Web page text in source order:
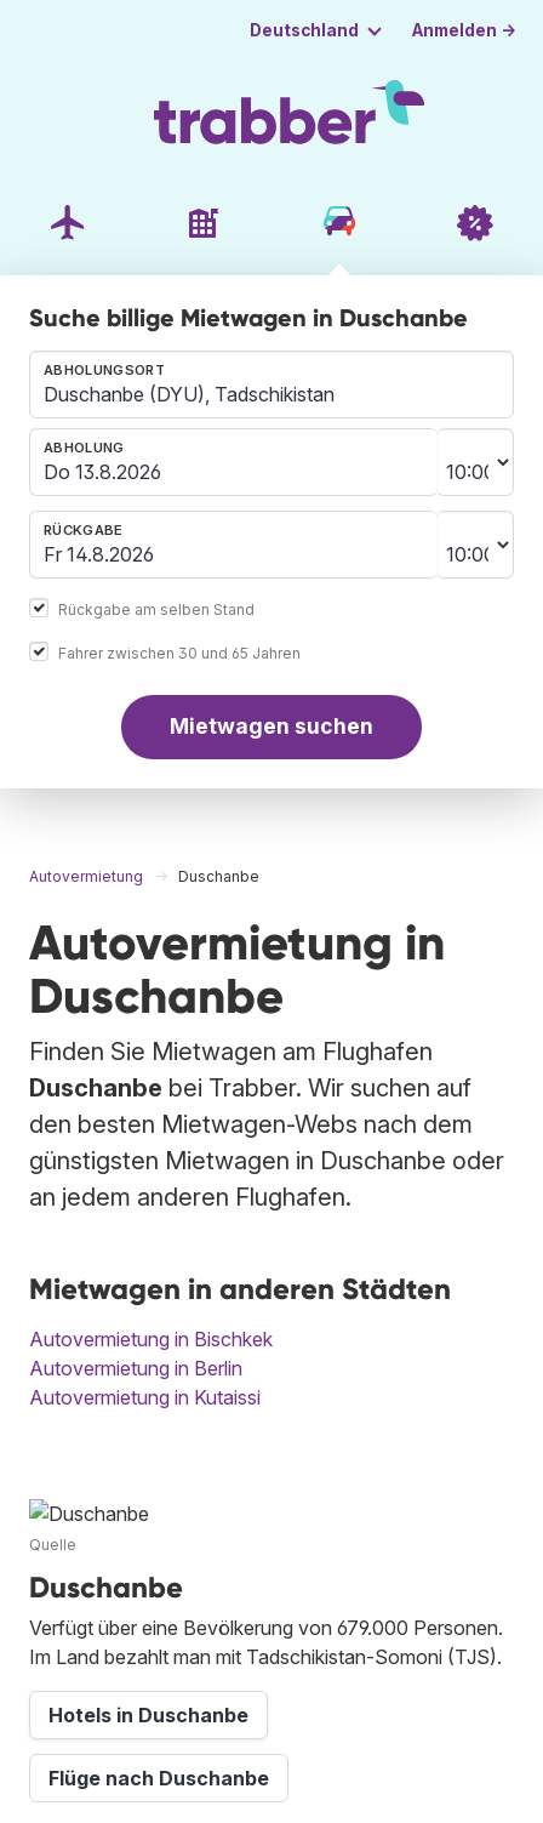
Deutschland Anmelden →
Suche billige Mietwagen in Duschanbe
ABHOLUNGSORT
ABHOLUNG
RÜCKGABE
Rückgabe am selben Stand
Fahrer zwischen 30 und 65 Jahren
Mietwagen suchen
Autovermietung Duschanbe
Autovermietung in
Duschanbe
Finden Sie Mietwagen am Flughafen
Duschanbe bei Trabber. Wir suchen auf
den besten Mietwagen-Webs nach dem
günstigsten Mietwagen in Duschanbe oder
an jedem anderen Flughafen.
Mietwagen in anderen Städten
Autovermietung in Bischkek
Autovermietung in Berlin
Autovermietung in Kutaissi
Quelle
Duschanbe
Verfügt über eine Bevölkerung von 679.000 Personen.
Im Land bezahlt man mit Tadschikistan-Somoni (TJS).
Hotels in Duschanbe
Flüge nach Duschanbe